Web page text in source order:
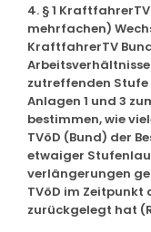
4. § 1
mehrfachen)
KraftfahrerTV
zutreffenden Stufe
Anlagen 1 und 3
bestimmen, wie
TVöD (Bund) der
etwaiger
verlängerungen
TVöD im Zeitpunkt
zurückgelegt hat